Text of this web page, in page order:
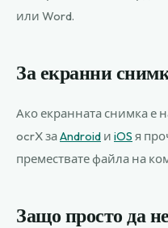
или Word.
За екранни
Ако екранната снимка е
ocrX заAndroid и iOS я
премествате файла на
Защо просто да